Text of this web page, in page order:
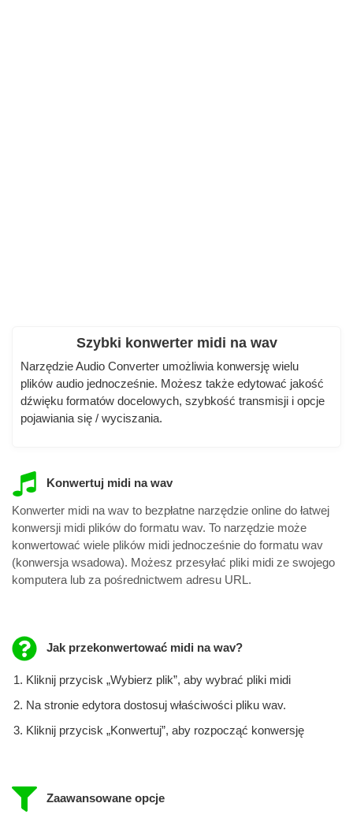
Szybki konwerter midi na wav
Narzędzie Audio Converter umożliwia konwersję wielu
plików audio jednocześnie. Możesz także edytować jakość
dźwięku formatów docelowych, szybkość transmisji i opcje
pojawiania się / wyciszania.
Konwertuj midi na wav
Konwerter midi na wav to bezpłatne narzędzie online do łatwej
konwersji midi plików do formatu wav. To narzędzie może
konwertować wiele plików midi jednocześnie do formatu wav
(konwersja wsadowa). Możesz przesyłać pliki midi ze swojego
komputera lub za pośrednictwem adresu URL.
Jak przekonwertować midi na wav?
Kliknij przycisk „Wybierz plik”, aby wybrać pliki midi
Na stronie edytora dostosuj właściwości pliku wav.
Kliknij przycisk „Konwertuj”, aby rozpocząć konwersję
Zaawansowane opcje